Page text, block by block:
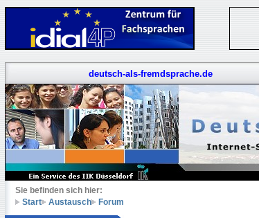
deutsch-als-fremdsprache.de
Sie befinden sich hier:
Start
Austausch Forum